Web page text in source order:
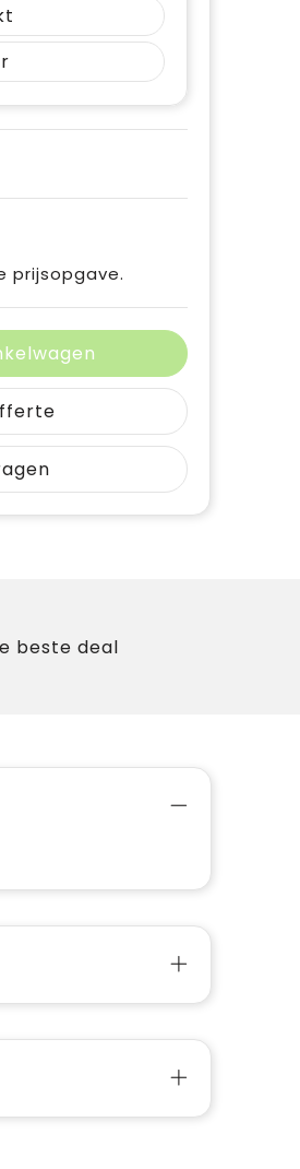
prijsopgave.
beste deal